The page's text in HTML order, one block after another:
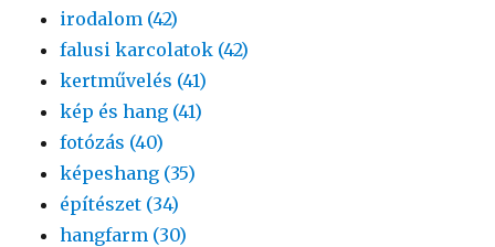
irodalom (42)
falusi karcolatok (42)
kertművelés (41)
kép és hang (41)
fotózás (40)
képeshang (35)
építészet (34)
hangfarm (30)